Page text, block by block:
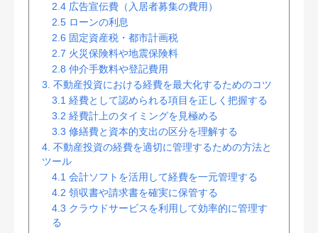
2.4 広告宣伝費（入居者募集の費用）
2.5 ローンの利息
2.6 固定資産税・都市計画税
2.7 火災保険料や地震保険料
2.8 仲介手数料や登記費用
3. 不動産投資における経費を最大化するためのコツ
3.1 経費として認められる項目を正しく把握する
3.2 経費計上のタイミングを見極める
3.3 修繕費と資本的支出の区分を理解する
4. 不動産投資の経費を適切に管理するための方法と
ツール
4.1 会計ソフトを活用して経費を一元管理する
4.2 領収書や請求書を確実に保管する
4.3 クラウドサービスを利用して効率的に管理す
る